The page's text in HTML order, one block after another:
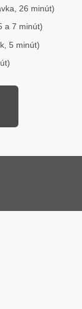
26 minút)
a 7 minút)
5 minút)